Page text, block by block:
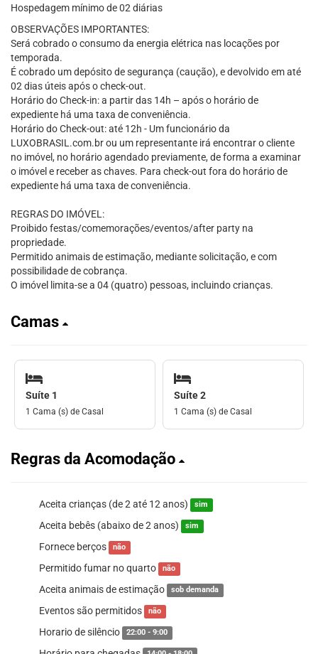
Hospedagem mínimo de 02 diárias
OBSERVAÇÕES IMPORTANTES:
Será cobrado o consumo da energia elétrica nas locações por
temporada.
É cobrado um depósito de segurança (caução), e devolvido em até
02 dias úteis após o check-out.
Horário do Check-in: a partir das 14h – após o horário de
expediente há uma taxa de conveniência.
Horário do Check-out: até 12h - Um funcionário da
LUXOBRASIL.com.br ou um representante irá encontrar o cliente
no imóvel, no horário agendado previamente, de forma a examinar
o imóvel e receber as chaves. Para check-out fora do horário de
expediente há uma taxa de conveniência.
REGRAS DO IMÓVEL:
Proibido festas/comemorações/eventos/after party na
propriedade.
Permitido animais de estimação, mediante solicitação, e com
possibilidade de cobrança.
O imóvel limita-se a 04 (quatro) pessoas, incluindo crianças.
Camas
Suíte 1
1 Cama (s) de Casal
Suíte 2
1 Cama (s) de Casal
Regras da Acomodação
Aceita crianças (de 2 até 12 anos) sim
Aceita bebês (abaixo de 2 anos) sim
Fornece berços não
Permitido fumar no quarto não
Aceita animais de estimação sob demanda
Eventos são permitidos não
Horario de silêncio 22:00 - 9:00